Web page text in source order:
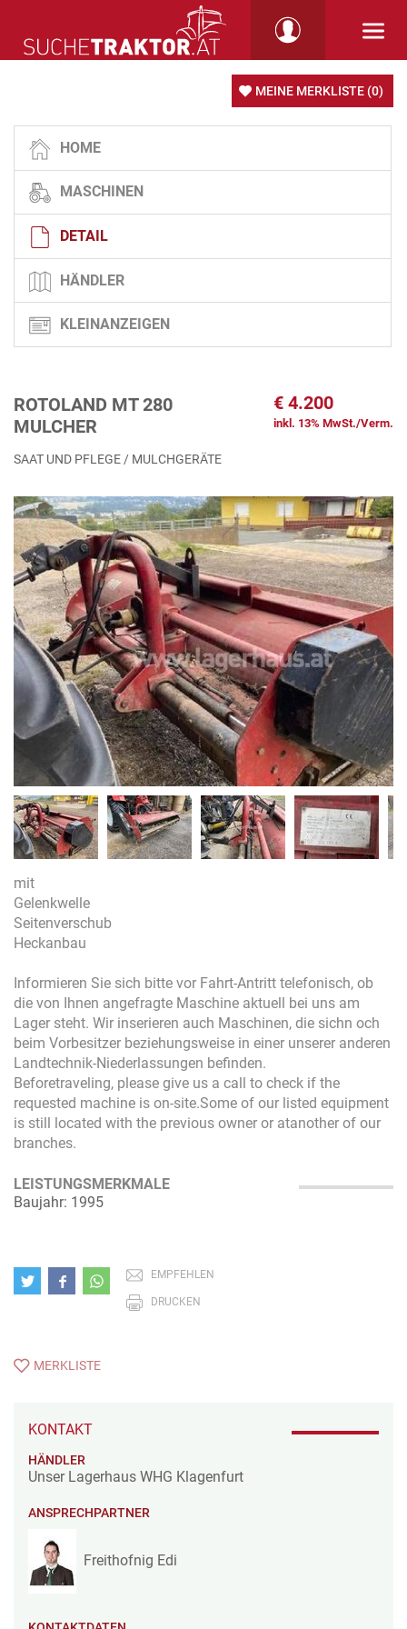
MEINE MERKLISTE (0)
HOME
MASCHINEN
DETAIL
HÄNDLER
KLEINANZEIGEN
ROTOLAND MT 280
MULCHER
€ 4.200
inkl. 13% MwSt./Verm.
SAAT UND PFLEGE / MULCHGERÄTE
mit
Gelenkwelle
Seitenverschub
Heckanbau
Informieren Sie sich bitte vor Fahrt-Antritt telefonisch, ob
die von Ihnen angefragte Maschine aktuell bei uns am
Lager steht. Wir inserieren auch Maschinen, die sichn och
beim Vorbesitzer beziehungsweise in einer unserer anderen
Landtechnik-Niederlassungen befinden.
Beforetraveling, please give us a call to check if the
requested machine is on-site.Some of our listed equipment
is still located with the previous owner or atanother of our
branches.
LEISTUNGSMERKMALE
Baujahr: 1995
EMPFEHLEN
DRUCKEN
MERKLISTE
KONTAKT
HÄNDLER
Unser Lagerhaus WHG Klagenfurt
ANSPRECHPARTNER
Freithofnig Edi